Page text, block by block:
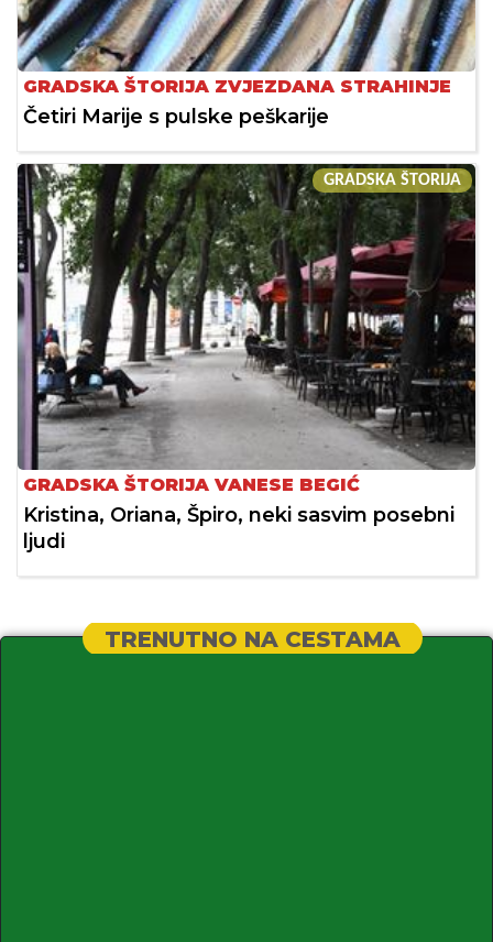
GRADSKA ŠTORIJA ZVJEZDANA STRAHINJE
Četiri Marije s pulske peškarije
GRADSKA ŠTORIJA
GRADSKA ŠTORIJA VANESE BEGIĆ
Kristina, Oriana, Špiro, neki sasvim posebni
ljudi
TRENUTNO NA CESTAMA